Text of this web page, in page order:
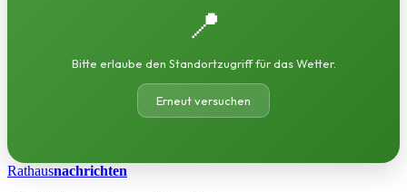
📍
Bitte erlaube den Standortzugriff für das Wetter.
Erneut versuchen
Rathausnachrichten